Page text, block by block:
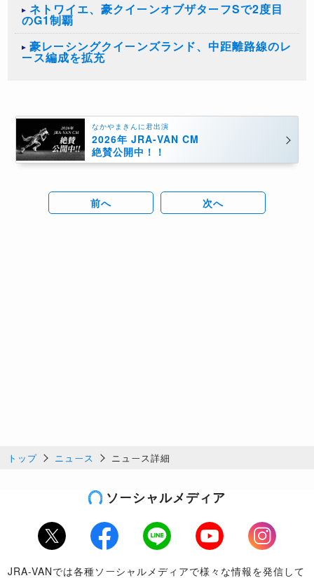
ネトワイエ、豪クイーンオブザターフSで2度目
のG1制覇
豪レーシングクイーンズランド、中距離路線のレ
ース編成を拡充
なかやまきんに君出演
2026年 JRA-VAN CM
絶賛公開中！！
前へ 次へ
トップ ニュース ニュース詳細
ソーシャルメディア
Twitter Facebook LINE Youtube
Instagram
JRA-VANでは各種ソーシャルメディアで様々な情報を発信して